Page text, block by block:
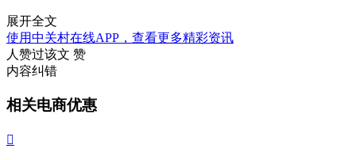
展开全文
使用中关村在线APP，查看更多精彩资讯
人赞过该文 赞
内容纠错
相关电商优惠
